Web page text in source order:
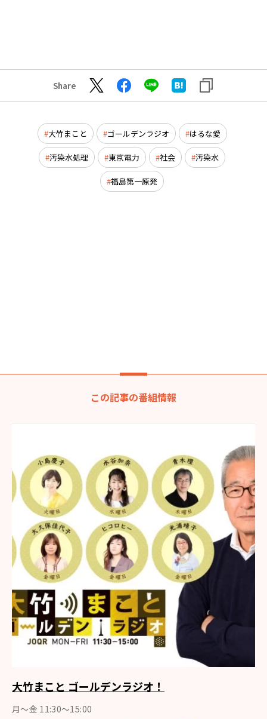
Share
大竹まこと ゴールデンラジオ はるな愛
汚染水処理 東京電力 社会 汚染水
福島第一原発
この記事の番組情報
大竹まこと ゴールデンラジオ！
月〜金 11:30～15:00